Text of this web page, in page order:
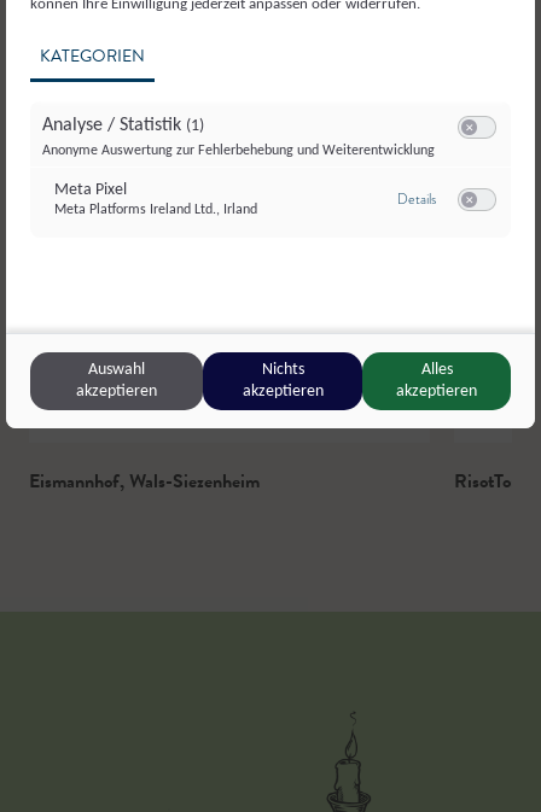
© Salzburger Agrar Marketing Fotostudio Vorbild
Eismannhof, Wals-Siezenheim
können Ihre Einwilligung jederzeit anpassen oder widerrufen.
KATEGORIEN
Analyse / Statistik (1)
Anonyme Auswertung zur Fehlerbehebung und Weiterentwicklung
Meta Pixel
Meta Platforms Ireland Ltd., Irland
Detailszu Meta Pixel
Auswahl
akzeptieren
Nichts
akzeptieren
Alles
akzeptieren